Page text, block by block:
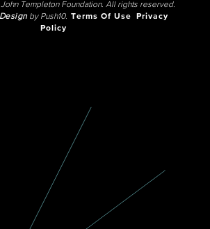
Templeton Foundation. All rights reserved.
by Push10. Terms Of Use
Privacy
Policy